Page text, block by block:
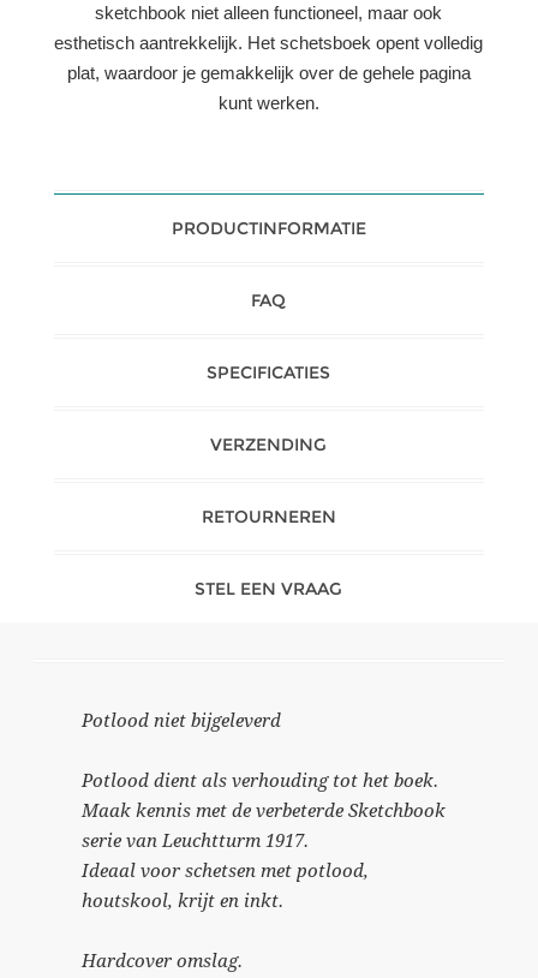
sketchbook niet alleen functioneel, maar ook
esthetisch aantrekkelijk. Het schetsboek opent volledig
plat, waardoor je gemakkelijk over de gehele pagina
kunt werken.
PRODUCTINFORMATIE
FAQ
SPECIFICATIES
VERZENDING
RETOURNEREN
STEL EEN VRAAG
Potlood niet bijgeleverd
Potlood dient als verhouding tot het boek.
Maak kennis met de verbeterde Sketchbook
serie van Leuchtturm 1917.
Ideaal voor schetsen met potlood,
houtskool, krijt en inkt.
Hardcover omslag.